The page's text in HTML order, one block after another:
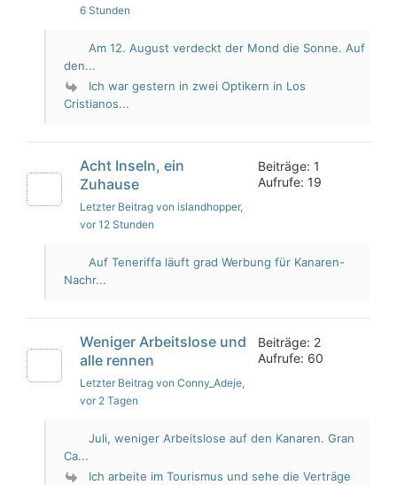
6 Stunden
Am 12. August verdeckt der Mond die Sonne. Auf
den...
Ich war gestern in zwei Optikern in Los
Cristianos...
Acht Inseln, ein
Zuhause
Letzter Beitrag von islandhopper,
vor 12 Stunden
Beiträge: 1
Aufrufe: 19
Auf Teneriffa läuft grad Werbung für Kanaren-
Nachr...
Weniger Arbeitslose und
alle rennen
Letzter Beitrag von Conny_Adeje,
vor 2 Tagen
Beiträge: 2
Aufrufe: 60
Juli, weniger Arbeitslose auf den Kanaren. Gran
Ca...
Ich arbeite im Tourismus und sehe die Verträge